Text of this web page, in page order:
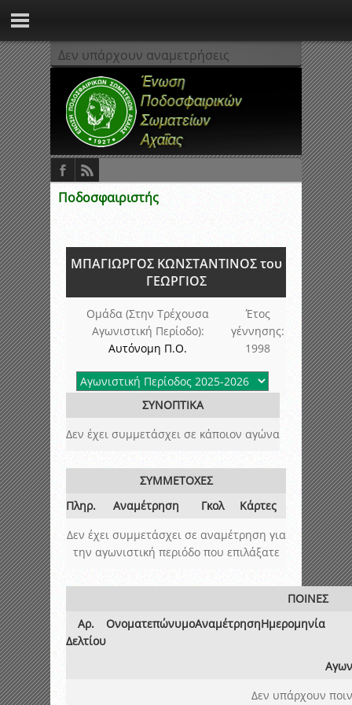
Δεν υπάρχουν αναμετρήσεις
Ποδοσφαιριστής
ΜΠΑΓΙΩΡΓΟΣ ΚΩΝΣΤΑΝΤΙΝΟΣ του
ΓΕΩΡΓΙΟΣ
Ομάδα (Στην Τρέχουσα
Αγωνιστική Περίοδο):
Αυτόνομη Π.Ο.
Έτος
γέννησης:
1998
ΣΥΝΟΠΤΙΚΑ
Δεν έχει συμμετάσχει σε κάποιον αγώνα
ΣΥΜΜΕΤΟΧΕΣ
Πληρ.
Αναμέτρηση Γκολ
Κάρτες
Δεν έχει συμμετάσχει σε αναμέτρηση για
την αγωνιστική περιόδο που επιλάξατε
ΠΟΙΝΕΣ
Αρ.
Δελτίου
ΟνοματεπώνυμοΑναμέτρησηΗμερομηνία
Δεν υπάρχουν